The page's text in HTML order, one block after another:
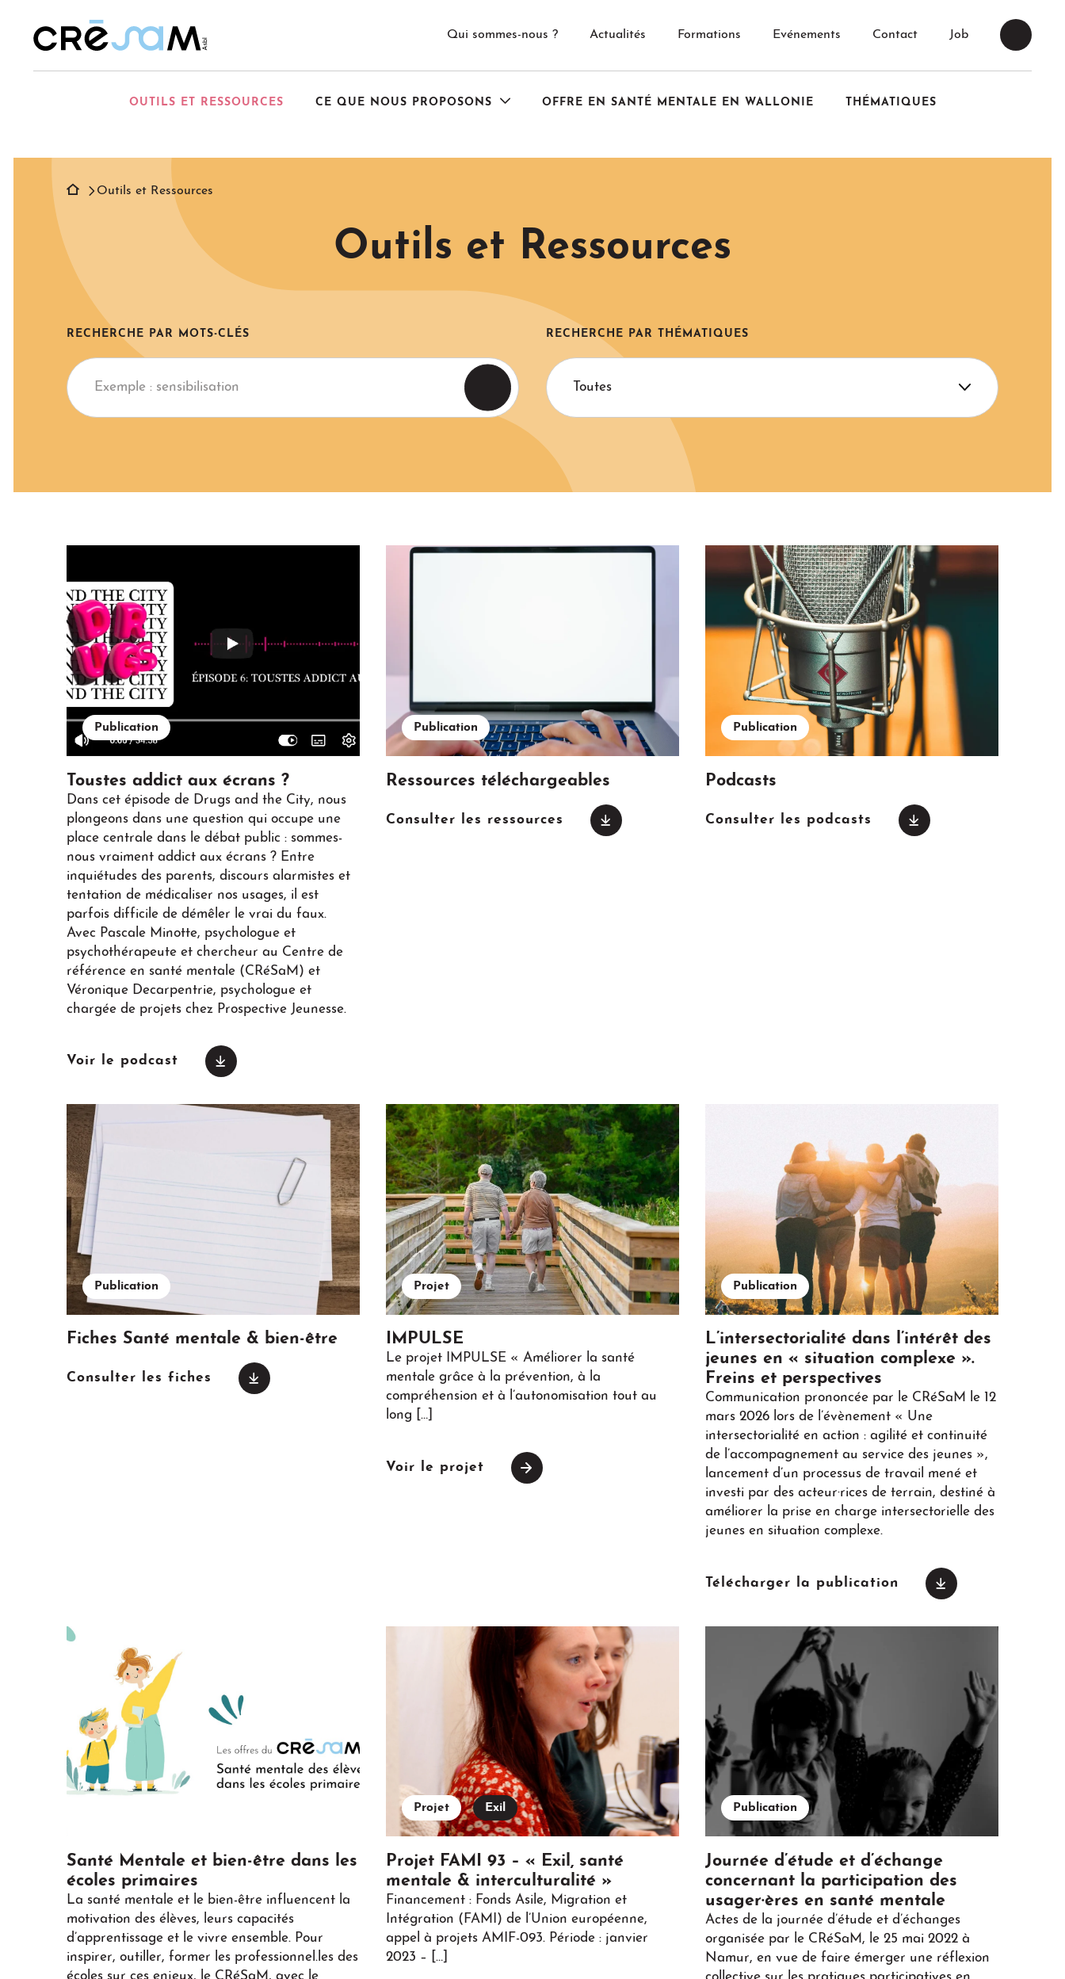
contenu
OUTILS ET RESSOURCES CE QUE NOUS PROPOSONS OFFRE EN SANTÉ MENTALE EN WALLONIE THÉMATIQUES
Qui sommes-nous ? Actualités Formations Evénements Contact Job
Outils et Ressources
Outils et Ressources
RECHERCHE PAR MOTS-CLÉS RECHERCHE PAR THÉMATIQUES
Publication
Toustes addict aux écrans ?
Dans cet épisode de Drugs and the City, nous
plongeons dans une question qui occupe une
place centrale dans le débat public : sommes-
nous vraiment addict aux écrans ? Entre
inquiétudes des parents, discours alarmistes et
tentation de médicaliser nos usages, il est
parfois difficile de démêler le vrai du faux.
Avec Pascale Minotte, psychologue et
psychothérapeute et chercheur au Centre de
référence en santé mentale (CRéSaM) et
Véronique Decarpentrie, psychologue et
chargée de projets chez Prospective Jeunesse.
Voir le podcast
Publication
Ressources téléchargeables
Consulter les ressources
Publication
Podcasts
Consulter les podcasts
Publication
Fiches Santé mentale & bien-être
Consulter les fiches
Projet
IMPULSE
Le projet IMPULSE « Améliorer la santé
mentale grâce à la prévention, à la
compréhension et à l’autonomisation tout au
long […]
Voir le projet
Publication
L’intersectorialité dans l’intérêt des
jeunes en « situation complexe ».
Freins et perspectives
Communication prononcée par le CRéSaM le 12
mars 2026 lors de l’évènement « Une
intersectorialité en action : agilité et continuité
de l’accompagnement au service des jeunes »,
lancement d’un processus de travail mené et
investi par des acteur·rices de terrain, destiné à
améliorer la prise en charge intersectorielle des
jeunes en situation complexe.
Télécharger la publication
Santé Mentale et bien-être dans les
écoles primaires
La santé mentale et le bien-être influencent la
motivation des élèves, leurs capacités
d’apprentissage et le vivre ensemble. Pour
inspirer, outiller, former les professionnel.les des
écoles sur ces enjeux, le CRéSaM, avec le
Projet Exil
Projet FAMI 93 – « Exil, santé
mentale & interculturalité »
Financement : Fonds Asile, Migration et
Intégration (FAMI) de l’Union européenne,
appel à projets AMIF-093. Période : janvier
2023 – […]
Publication
Journée d’étude et d’échange
concernant la participation des
usager·ères en santé mentale
Actes de la journée d’étude et d’échanges
organisée par le CRéSaM, le 25 mai 2022 à
Namur, en vue de faire émerger une réflexion